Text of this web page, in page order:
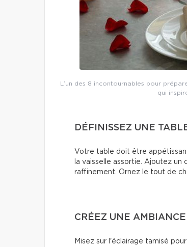
L’un des 8 incontournables pour
qui
DÉFINISSEZ UNE
Votre table doit être
la vaisselle assortie. Ajoutez
raffinement. Ornez le tout de
CRÉEZ UNE
Misez sur l'éclairage tamisé